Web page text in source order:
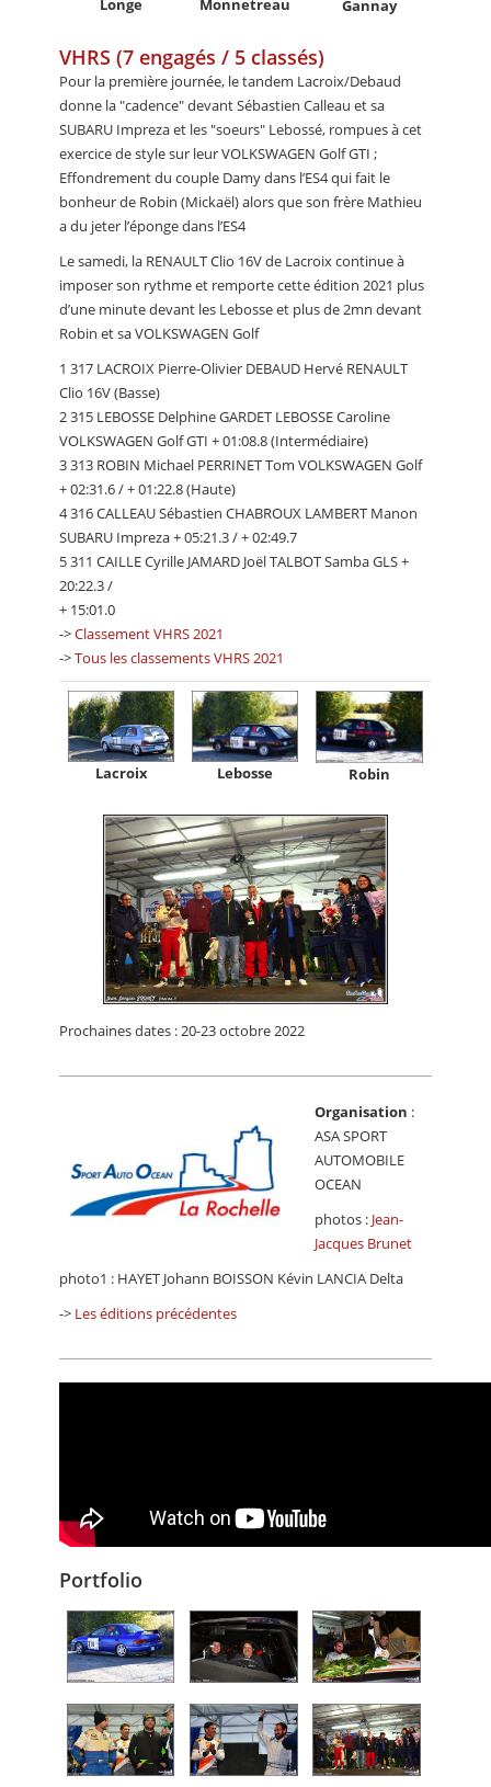
Longe Monnetreau Gannay
VHRS (7 engagés / 5 classés)
Pour la première journée, le tandem Lacroix/Debaud
donne la "cadence" devant Sébastien Calleau et sa
SUBARU Impreza et les "soeurs" Lebossé, rompues à cet
exercice de style sur leur VOLKSWAGEN Golf GTI ;
Effondrement du couple Damy dans l’ES4 qui fait le
bonheur de Robin (Mickaël) alors que son frère Mathieu
a du jeter l’éponge dans l’ES4
Le samedi, la RENAULT Clio 16V de Lacroix continue à
imposer son rythme et remporte cette édition 2021 plus
d’une minute devant les Lebosse et plus de 2mn devant
Robin et sa VOLKSWAGEN Golf
1 317 LACROIX Pierre-Olivier DEBAUD Hervé RENAULT
Clio 16V (Basse)
2 315 LEBOSSE Delphine GARDET LEBOSSE Caroline
VOLKSWAGEN Golf GTI + 01:08.8 (Intermédiaire)
3 313 ROBIN Michael PERRINET Tom VOLKSWAGEN Golf
+ 02:31.6 / + 01:22.8 (Haute)
4 316 CALLEAU Sébastien CHABROUX LAMBERT Manon
SUBARU Impreza + 05:21.3 / + 02:49.7
5 311 CAILLE Cyrille JAMARD Joël TALBOT Samba GLS +
20:22.3 /
+ 15:01.0
->Classement VHRS 2021
->Tous les classements VHRS 2021
Lacroix Lebosse Robin
Prochaines dates : 20-23 octobre 2022
Organisation :
ASA SPORT
AUTOMOBILE
OCEAN
photos : Jean-
Jacques Brunet
photo1 : HAYET Johann BOISSON Kévin LANCIA Delta
-> Les éditions précédentes
Portfolio